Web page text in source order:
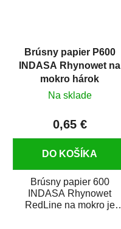
Brúsny papier P600
INDASA Rhynowet na
mokro hárok
Na sklade
0,65 €
DO KOŠÍKA
Brúsny papier 600
INDASA Rhynowet
RedLine na mokro je